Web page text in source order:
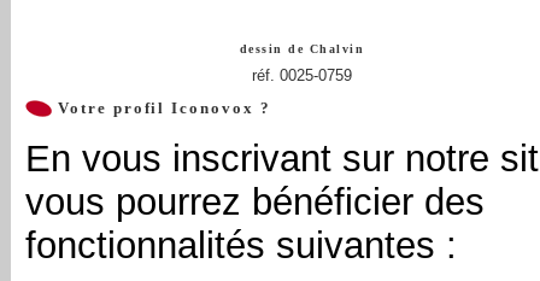
dessin de Chalvin
réf. 0025-0759
Votre profil Iconovox ?
En vous inscrivant sur notre
vous pourrez bénéficier des
fonctionnalités suivantes :